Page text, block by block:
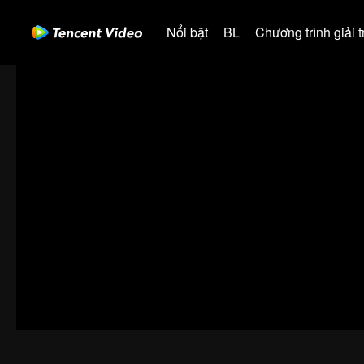
Nổi bật BL Chương trình giải